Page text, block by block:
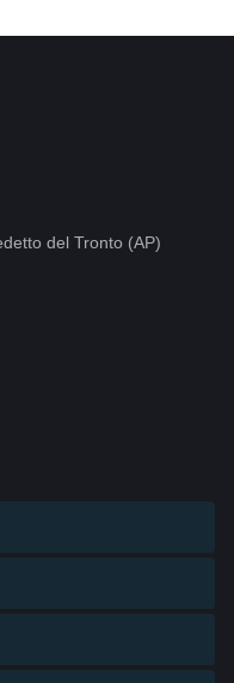
del Tronto (AP)